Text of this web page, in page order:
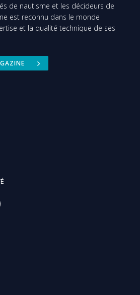
de nautisme et les décideurs de
est reconnu dans le monde
et la qualité technique de ses